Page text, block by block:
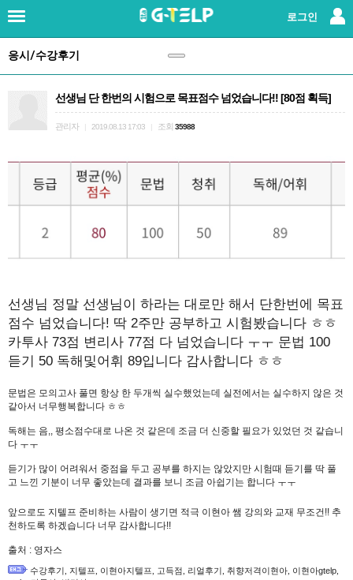
로그인
×
로그인|회원가입
지텔프란?
패키지강좌
교재
레벨테스트
응시/수강후기(147)
응시/수강후기
선생님 단 한번의 시험으로 목표점수 넘었습니다!! [80점 획득]
관리자 2019.08.13 17:03 조회 35988
선생님 정말 선생님이 하라는 대로만 해서 단한번에 목표
점수 넘었습니다! 딱 2주만 공부하고 시험봤습니다 ㅎㅎ
카투사 73점 변리사 77점 다 넘었습니다 ㅜㅜ 문법 100
듣기 50 독해및어휘 89입니다 감사합니다 ㅎㅎ
문법은 모의고사 풀면 항상 한 두개씩 실수했었는데 실전에서는 실수하지 않은 것
같아서 너무행복합니다 ㅎㅎ
독해는 음,, 평소점수대로 나온 것 같은데 조금 더 신중할 필요가 있었던 것 같습니
다 ㅜㅜ
듣기가 많이 어려워서 중점을 두고 공부를 하지는 않았지만 시험때 듣기를 딱 풀
고 느낀 기분이 너무 좋았는데 결과를 보니 조금 아쉽기는 합니다 ㅜㅜ
앞으로도 지텔프 준비하는 사람이 생기면 적극 이현아 쌤 강의와 교재 무조건!! 추
천하도록 하겠습니다 너무 감사합니다!!
출처 : 영자스
수강후기 지텔프 이현아지텔프 고득점 리얼후기 취향저격이현아 이현아gtelp